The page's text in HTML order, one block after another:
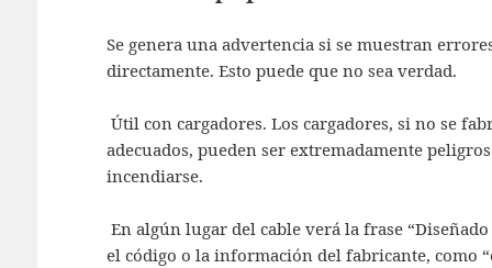
Se genera una advertencia si se muestran
directamente. Esto puede que no sea verdad.
Útil con cargadores. Los cargadores, si no se
adecuados, pueden ser extremadamente
incendiarse.
En algún lugar del cable verá la frase
el código o la información del fabricante, como